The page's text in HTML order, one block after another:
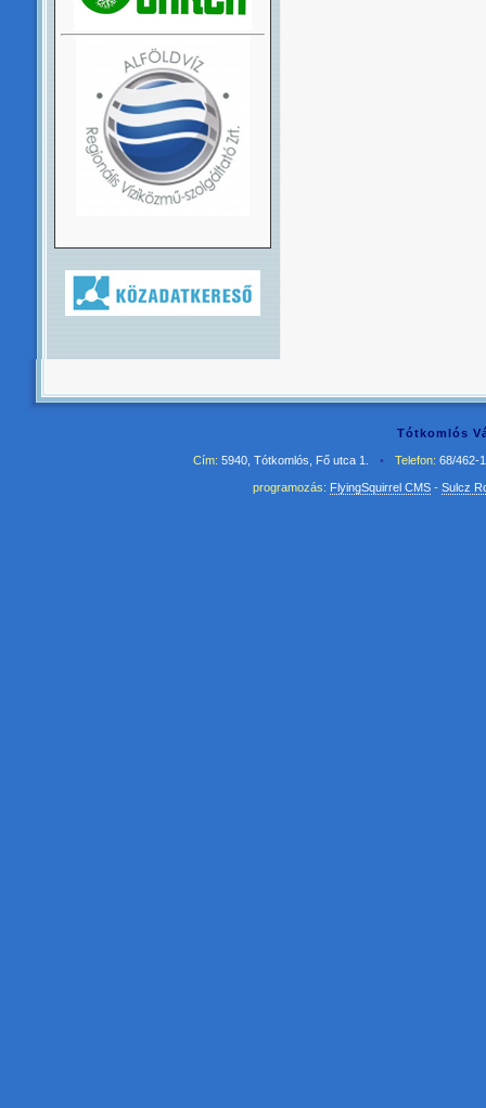
Tótkomlós
Cím: 5940, Tótkomlós, Fő utca 1. • Telefon: 68/462-
programozás: FlyingSquirrel CMS- Sulcz